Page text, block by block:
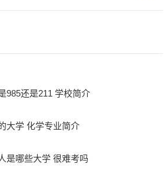
985还是211 学校简介
大学 化学专业简介
是哪些大学 很难考吗